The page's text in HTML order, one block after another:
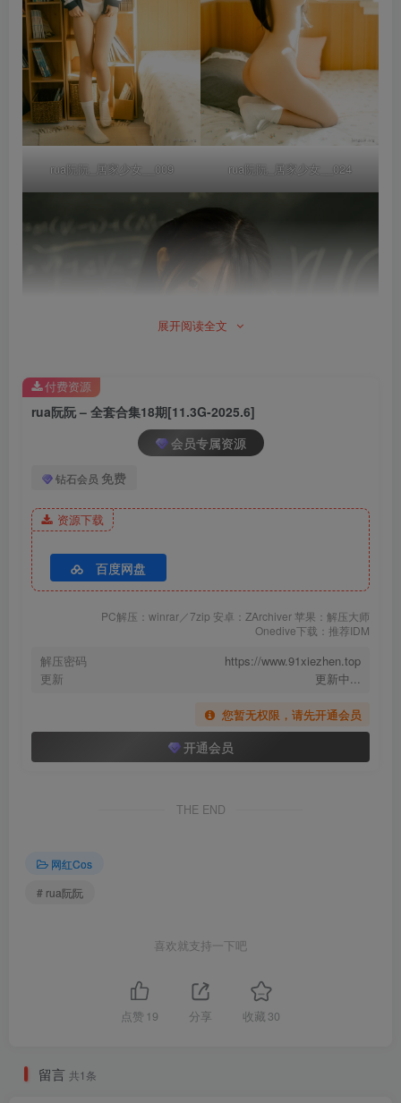
rua阮阮_居家少女__009 rua阮阮_居家少女__024
rua阮阮_–_NO.008_课间阳光-红色校服_007
rua阮阮合集目录(持续更新…)
rua阮阮 – NO.017 战术自搭 [18P-233MB]
rua阮阮 – NO.016 初恋缎带[18P-22.9M]
[12.24]
rua阮阮 – NO.015 课间的阳光[42P-379.2M]
展开阅读全文
rua阮阮 – 全套合集18期[11.3G-2025.6]
会员专属资源
钻石会员 免费
资源下载
百度网盘
PC解压：winrar／7zip 安卓：ZArchiver 苹果：解压大师
Onedive下载：推荐IDM
解压密码
https://www.91xiezhen.top
更新
更新中...
您暂无权限，请先开通会员
开通会员
付费资源
THE END
网红Cos
# rua阮阮
喜欢就支持一下吧
点赞 19 分享 收藏 30
留言 共1条